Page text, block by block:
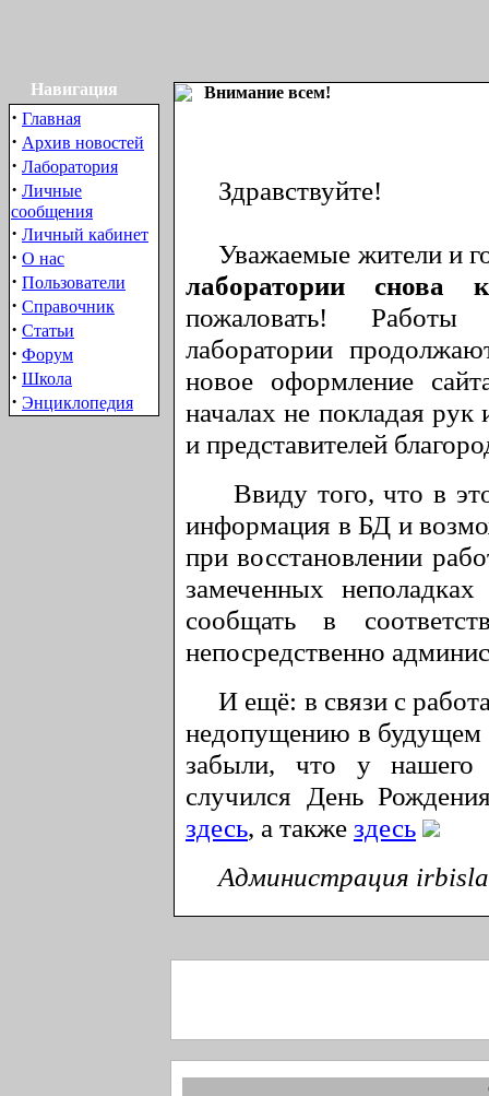
Навигация
· Главная
· Архив новостей
· Лаборатория
· Личные
сообщения
· Личный кабинет
· О нас
· Пользователи
· Справочник
· Статьи
· Форум
· Школа
· Энциклопедия
Внимание всем!
Здравствуйте!
Уважаемые жители и
лаборатории снова
пожаловать!
лаборатории
новое оформление
началах не покладая рук
и представителей
Ввиду того, что в
информация в БД и
при восстановлении
замеченных
сообщать в
непосредственно
И ещё: в связи с
недопущению в будущем
забыли, что у нашего
случился День
здесь, а также здесь
Администрация